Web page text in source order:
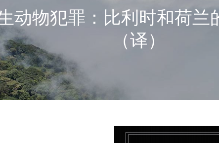
动物犯罪：比利时和荷兰
（译）